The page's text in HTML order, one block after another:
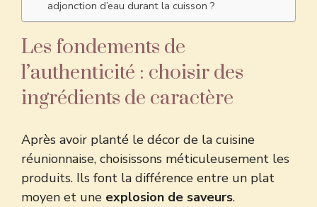
adjonction d’eau durant la cuisson ?
Les fondements de
l’authenticité : choisir des
ingrédients de caractère
Après avoir planté le décor de la cuisine
réunionnaise, choisissons méticuleusement les
produits. Ils font la différence entre un plat
moyen et une explosion de saveurs.